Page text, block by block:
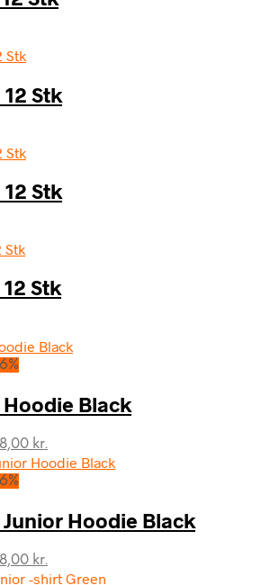
kr..106,00 kr..
Stk
Stk
Stk
Hoodie Black
kr..
kr.
aktuelle
268,00 kr..
Junior Hoodie Black
kr.
aktuelle